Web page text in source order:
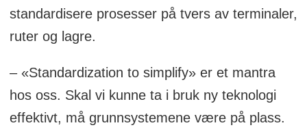
standardisere prosesser på tvers av terminaler,
ruter og lagre.
– «Standardization to simplify» er et mantra
hos oss. Skal vi kunne ta i bruk ny teknologi
effektivt, må grunnsystemene være på plass.